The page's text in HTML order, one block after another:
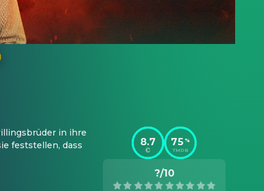
in ihre
feststellen, dass
8.7 75%
TMDB
?/10